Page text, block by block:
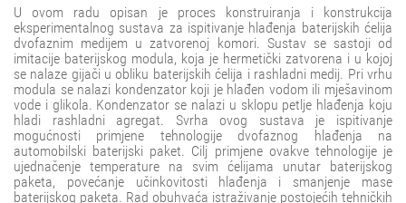
U ovom radu opisan je proces konstruiranja i konstrukcija
eksperimentalnog sustava za ispitivanje hlađenja baterijskih ćelija
dvofaznim medijem u zatvorenoj komori. Sustav se sastoji od
imitacije baterijskog modula, koja je hermetički zatvorena i u kojoj
se nalaze gijači u obliku baterijskih ćelija i rashladni medij. Pri vrhu
modula se nalazi kondenzator koji je hlađen vodom ili mješavinom
vode i glikola. Kondenzator se nalazi u sklopu petlje hlađenja koju
hladi rashladni agregat. Svrha ovog sustava je ispitivanje
mogućnosti primjene tehnologije dvofaznog hlađenja na
automobilski baterijski paket. Cilj primjene ovakve tehnologije je
ujednačenje temperature na svim ćelijama unutar baterijskog
paketa, povećanje učinkovitosti hlađenja i smanjenje mase
baterijskog paketa. Rad obuhvaća istraživanje postojećih tehničkih